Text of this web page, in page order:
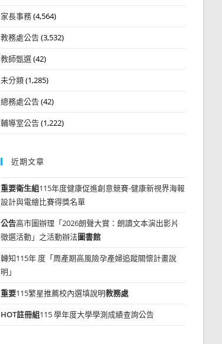
家長事務(4,564)
教務處公告(3,532)
教師甄選(42)
未分類(1,285)
總務處公告(42)
輔導室公告(1,222)
近期文章
重要衛生組115年度健康促進創意競賽-健康新視界海報
設計與電繪比賽得獎名單
公告高市圖辦理「2026朗聲大賞：朗讀文本演出影片
徵選活動」之活動辦法圖書館
轉知115年 度「周產期高風險孕產婦追蹤關懷計畫說
明」
重要115繁星推薦校內選填說明教務處
HOT註冊組115 學年度大學學測成績查詢公告